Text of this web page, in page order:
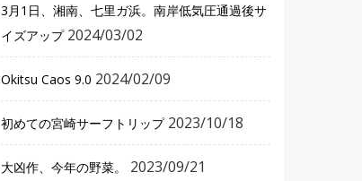
3月1日、湘南、七里ガ浜。南岸低気圧通過後サ
イズアップ 2024/03/02
Okitsu Caos 9.0 2024/02/09
初めての宮崎サーフトリップ 2023/10/18
大凶作、今年の野菜。 2023/09/21